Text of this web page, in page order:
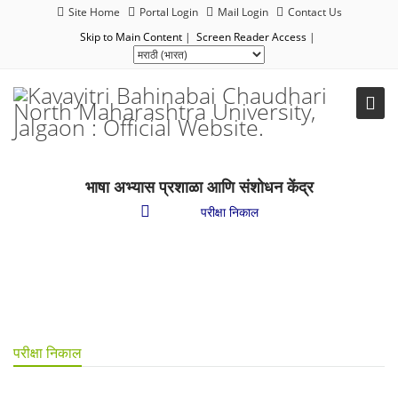
Site Home Portal Login Mail Login
Contact Us
Skip to Main Content | Screen Reader Access |
भाषा अभ्यास प्रशाळा आणि संशोधन केंद्र
परीक्षा निकाल
परीक्षा निकाल